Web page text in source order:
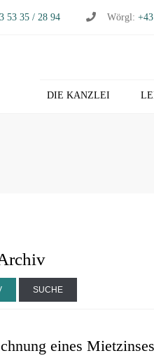
53 35 / 28 94 Wörgl:
DIE KANZLEI
SUCHE
eines